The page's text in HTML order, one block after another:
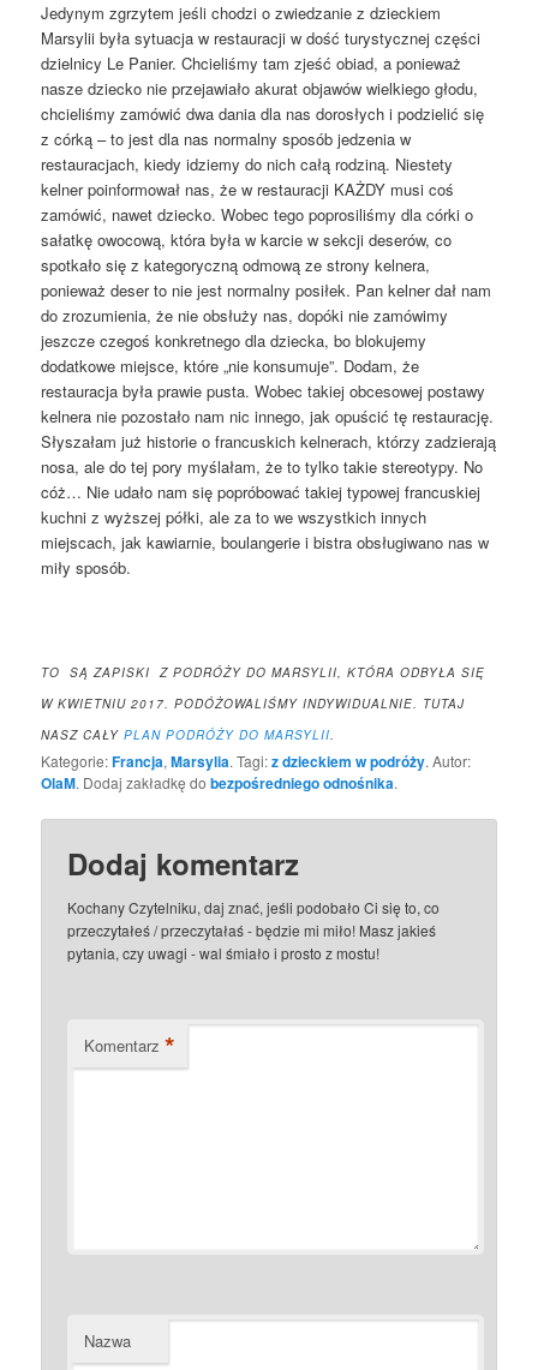
Jedynym zgrzytem jeśli chodzi o zwiedzanie z dzieckiem
Marsylii była sytuacja w restauracji w dość turystycznej części
dzielnicy Le Panier. Chcieliśmy tam zjeść obiad, a ponieważ
nasze dziecko nie przejawiało akurat objawów wielkiego głodu,
chcieliśmy zamówić dwa dania dla nas dorosłych i podzielić się
z córką – to jest dla nas normalny sposób jedzenia w
restauracjach, kiedy idziemy do nich całą rodziną. Niestety
kelner poinformował nas, że w restauracji KAŻDY musi coś
zamówić, nawet dziecko. Wobec tego poprosiliśmy dla córki o
sałatkę owocową, która była w karcie w sekcji deserów, co
spotkało się z kategoryczną odmową ze strony kelnera,
ponieważ deser to nie jest normalny posiłek. Pan kelner dał nam
do zrozumienia, że nie obsłuży nas, dopóki nie zamówimy
jeszcze czegoś konkretnego dla dziecka, bo blokujemy
dodatkowe miejsce, które „nie konsumuje”. Dodam, że
restauracja była prawie pusta. Wobec takiej obcesowej postawy
kelnera nie pozostało nam nic innego, jak opuścić tę restaurację.
Słyszałam już historie o francuskich kelnerach, którzy zadzierają
nosa, ale do tej pory myślałam, że to tylko takie stereotypy. No
cóż… Nie udało nam się popróbować takiej typowej francuskiej
kuchni z wyższej półki, ale za to we wszystkich innych
miejscach, jak kawiarnie, boulangerie i bistra obsługiwano nas w
miły sposób.
TO SĄ ZAPISKI Z PODRÓŻY DO MARSYLII, KTÓRA ODBYŁA SIĘ
W KWIETNIU 2017. PODÓŻOWALIŚMY INDYWIDUALNIE. TUTAJ
NASZ CAŁYPLAN PODRÓŻY DO MARSYLII
Kategorie:Francja,Marsylia. Tagi:z dzieckiem w podróży. Autor:
OlaM. Dodaj zakładkę dobezpośredniego odnośnika.
Dodaj komentarz
Kochany Czytelniku, daj znać, jeśli podobało Ci się to, co
przeczytałeś / przeczytałaś - będzie mi miło! Masz jakieś
pytania, czy uwagi - wal śmiało i prosto z mostu!
Komentarz *
Nazwa